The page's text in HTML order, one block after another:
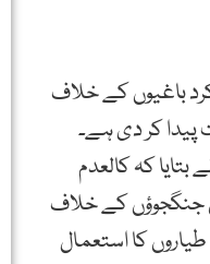
باغیوں کے خلاف
کر دی ہے۔
کہ کالعدم
جنگجوؤں کے خلاف
طیاروں کا استعمال